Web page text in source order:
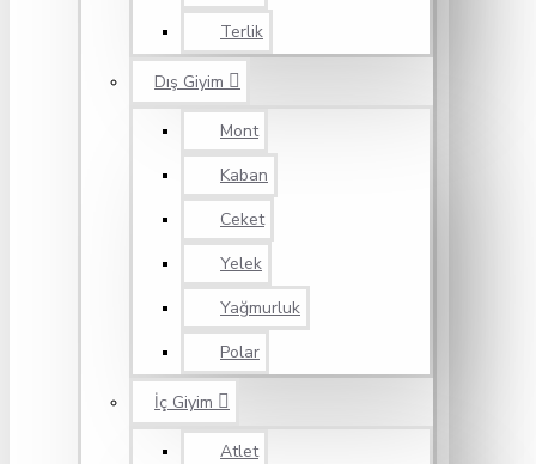
Terlik
Dış Giyim
Mont
Kaban
Ceket
Yelek
Yağmurluk
Polar
İç Giyim
Atlet